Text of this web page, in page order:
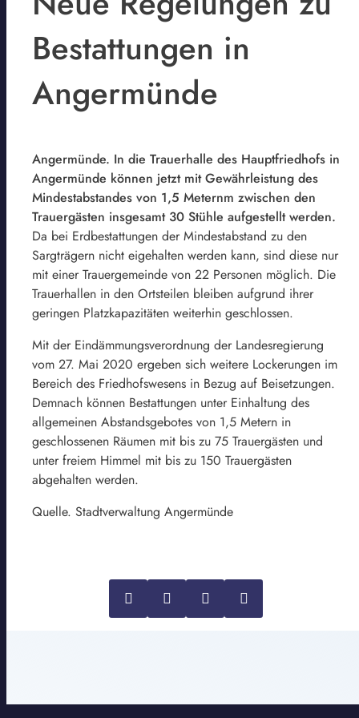
Bestattungen in
Angermünde
Angermünde. In die Trauerhalle des Hauptfriedhofs in
Angermünde können jetzt mit Gewährleistung des
Mindestabstandes von 1,5 Meternm zwischen den
Trauergästen insgesamt 30 Stühle aufgestellt werden.
Da bei Erdbestattungen der Mindestabstand zu den
Sargträgern nicht eigehalten werden kann, sind diese nur
mit einer Trauergemeinde von 22 Personen möglich. Die
Trauerhallen in den Ortsteilen bleiben aufgrund ihrer
geringen Platzkapazitäten weiterhin geschlossen.
Mit der Eindämmungsverordnung der Landesregierung
vom 27. Mai 2020 ergeben sich weitere Lockerungen im
Bereich des Friedhofswesens in Bezug auf Beisetzungen.
Demnach können Bestattungen unter Einhaltung des
allgemeinen Abstandsgebotes von 1,5 Metern in
geschlossenen Räumen mit bis zu 75 Trauergästen und
unter freiem Himmel mit bis zu 150 Trauergästen
abgehalten werden.
Quelle. Stadtverwaltung Angermünde